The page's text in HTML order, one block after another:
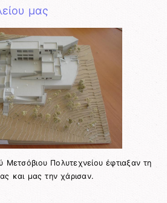
μας
Μετσόβιου Πολυτεχνείου έφτιαξαν τη
και μας την χάρισαν.